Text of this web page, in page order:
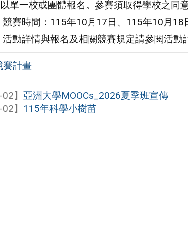
單一校或團體報名。參賽須取得學校之同意
競賽時間：115年10月17日、115年10月18
活動詳情與報名及相關競賽規定請參閱活動
賽計畫
02】亞洲大學MOOCs_2026夏季班宣傳
】 115年科學小樹苗